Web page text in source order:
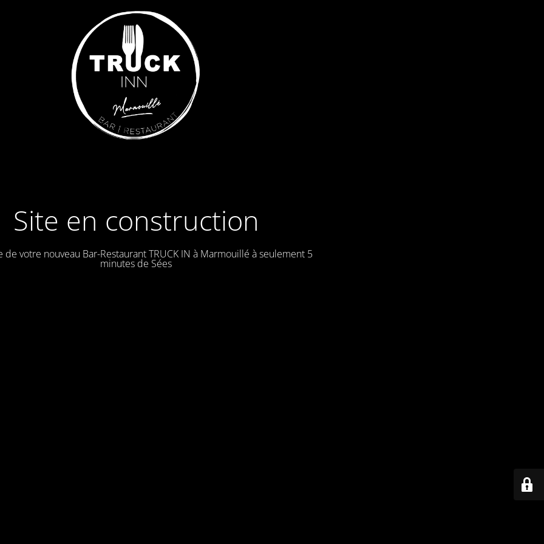
Site en construction
de votre nouveau Bar-Restaurant TRUCK IN à Marmouillé à seulement 5
minutes de Sées